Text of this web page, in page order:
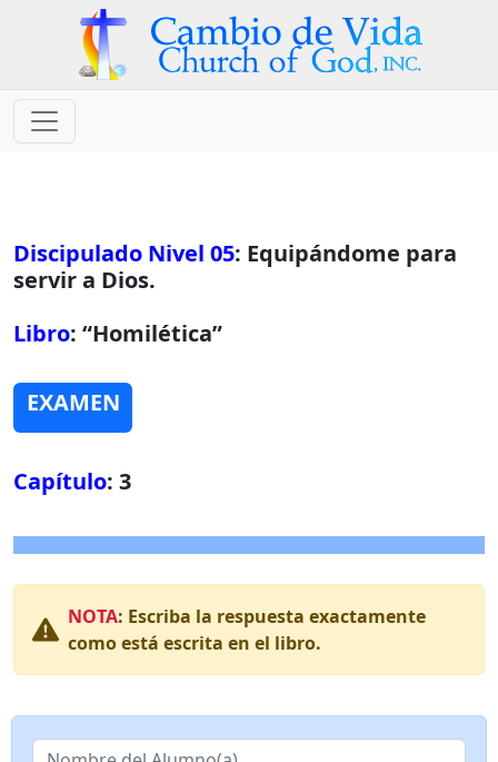
Discipulado Nivel 05: Equipándome para
servir a Dios.
Libro: “Homilética”
EXAMEN
Capítulo: 3
NOTA: Escriba la respuesta exactamente
como está escrita en el libro.